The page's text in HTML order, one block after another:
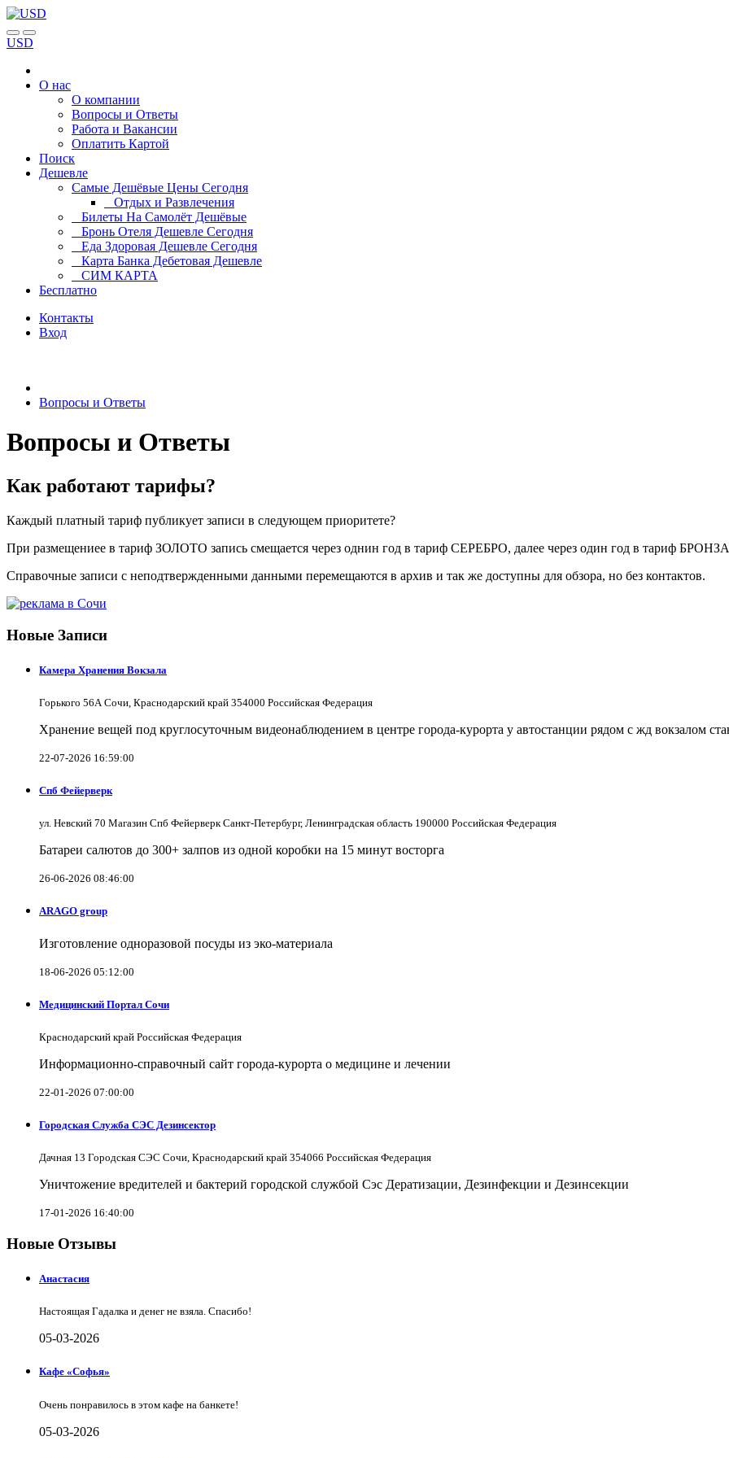
USD
О нас
О компании
Вопросы и Ответы
Работа и Вакансии
Оплатить Картой
Поиск
Дешевле
Самые Дешёвые Цены Сегодня
Отдых и Развлечения
Билеты На Самолёт Дешёвые
Бронь Отеля Дешевле Сегодня
Еда Здоровая Дешевле Сегодня
Карта Банка Дебетовая Дешевле
СИМ КАРТА
Бесплатно
Контакты
Вход
Вопросы и Ответы
Вопросы и Ответы
Как работают тарифы?
Каждый платный тариф публикует записи в следующем приоритете?
При размещениее в тариф ЗОЛОТО запись смещается через однин год в тариф СЕРЕБРО, далее через один год в тариф БРОНЗА
Справочные записи с неподтвержденными данными перемещаются в архив и так же доступны для обзора, но без контактов.
Новые Записи
Камера Хранения Вокзала
Горького 56А Сочи, Краснодарский край 354000 Российская Федерация
Хранение вещей под круглосуточным видеонаблюдением в центре города-курорта у автостанции рядом с жд вокзалом
22-07-2026 16:59:00
Спб Фейерверк
ул. Невский 70 Магазин Спб Фейерверк Санкт-Петербург, Ленинградская область 190000 Российская Федерация
Батареи салютов до 300+ залпов из одной коробки на 15 минут восторга
26-06-2026 08:46:00
ARAGO group
Изготовление одноразовой посуды из эко-материала
18-06-2026 05:12:00
Медицинский Портал Сочи
Краснодарский край Российская Федерация
Информационно-справочный сайт города-курорта о медицине и лечении
22-01-2026 07:00:00
Городская Служба СЭС Дезинсектор
Дачная 13 Городская СЭС Сочи, Краснодарский край 354066 Российская Федерация
Уничтожение вредителей и бактерий городской службой Сэс Дератизации, Дезинфекции и Дезинсекции
17-01-2026 16:40:00
Новые Отзывы
Анастасия
Настоящая Гадалка и денег не взяла. Спасибо!
05-03-2026
Кафе «Софья»
Очень понравилось в этом кафе на банкете!
05-03-2026